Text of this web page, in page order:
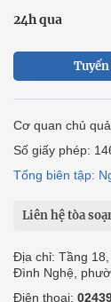
24h qua
Cơ quan chủ
Số giấy phép:
Tổng biên tập:
Liên hệ tòa
Địa chỉ: Tầng
Đình Nghệ,
Điện thoại: